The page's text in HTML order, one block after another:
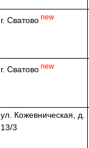
г. Сватово new
г. Сватово new
ул. Кожевническая , д.
13/3